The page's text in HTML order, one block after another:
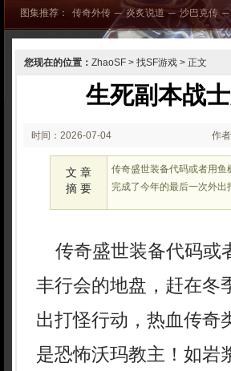
图集推荐：
传奇外传 ─ 炎炙说道 ─ 沙巴克传 ─
您现在的位置： ZhaoSF > 找SF游戏 > 正文
生死副本战
时间：2026-07-04
02:22:20
作
文 章
摘 要
传奇盛世装备代码或者用
完成了今年的最后一次外
传奇盛世装备代码或
丰行会的地盘，赶在冬
出打怪行动，热血传奇
是恐怖沃玛教主！如岩